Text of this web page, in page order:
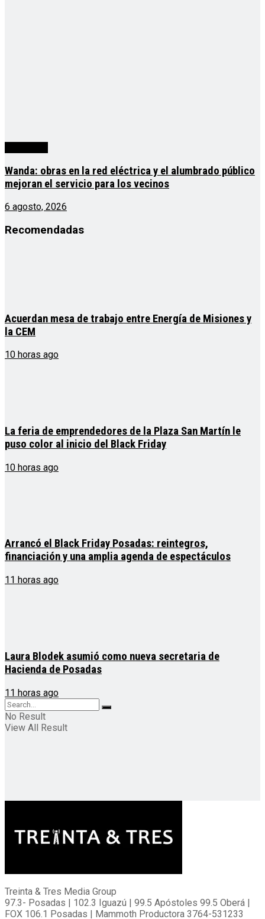
Wanda: obras en la red eléctrica y el alumbrado público
mejoran el servicio para los vecinos
6 agosto, 2026
Recomendadas
Acuerdan mesa de trabajo entre Energía de Misiones y
la CEM
10 horas ago
La feria de emprendedores de la Plaza San Martín le
puso color al inicio del Black Friday
10 horas ago
Arrancó el Black Friday Posadas: reintegros,
financiación y una amplia agenda de espectáculos
11 horas ago
Laura Blodek asumió como nueva secretaria de
Hacienda de Posadas
11 horas ago
No Result
View All Result
Treinta & Tres Media Group
97.3- Posadas | 102.3 Iguazú | 99.5 Apóstoles 99.5 Oberá |
FOX 106.1 Posadas | Mammoth Productora 3764-531233